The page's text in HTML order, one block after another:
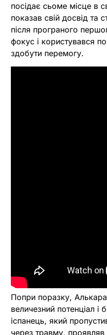
посідає сьоме місце в
показав свій досвід та
після програного
фокус і користувався
здобути перемогу.
Попри поразку,
величезний потенціал
іспанець, який
через травму, проявляв